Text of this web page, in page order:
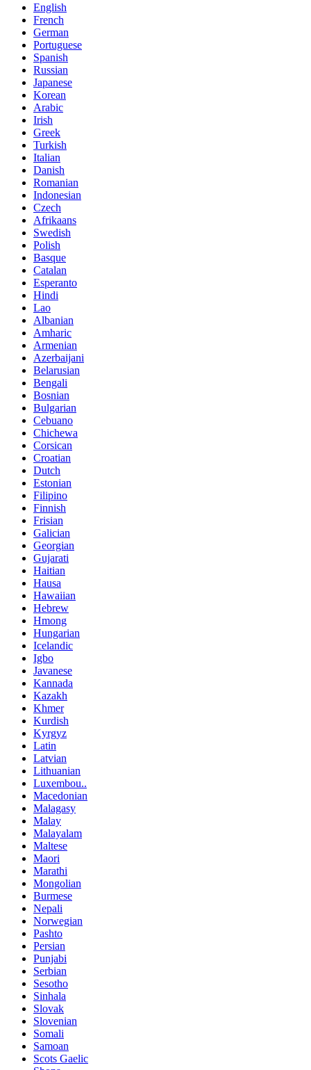
English
French
German
Portuguese
Spanish
Russian
Japanese
Korean
Arabic
Irish
Greek
Turkish
Italian
Danish
Romanian
Indonesian
Czech
Afrikaans
Swedish
Polish
Basque
Catalan
Esperanto
Hindi
Lao
Albanian
Amharic
Armenian
Azerbaijani
Belarusian
Bengali
Bosnian
Bulgarian
Cebuano
Chichewa
Corsican
Croatian
Dutch
Estonian
Filipino
Finnish
Frisian
Galician
Georgian
Gujarati
Haitian
Hausa
Hawaiian
Hebrew
Hmong
Hungarian
Icelandic
Igbo
Javanese
Kannada
Kazakh
Khmer
Kurdish
Kyrgyz
Latin
Latvian
Lithuanian
Luxembou..
Macedonian
Malagasy
Malay
Malayalam
Maltese
Maori
Marathi
Mongolian
Burmese
Nepali
Norwegian
Pashto
Persian
Punjabi
Serbian
Sesotho
Sinhala
Slovak
Slovenian
Somali
Samoan
Scots Gaelic